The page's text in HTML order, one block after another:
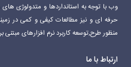
وب با توجه به استانداردها و متدولوژی
حرفه ای و نیز مطالعات کیفی و کمی در
منظور طرح,توسعه کاربرد نرم افزارهای مبتنی
ارتباط با ما